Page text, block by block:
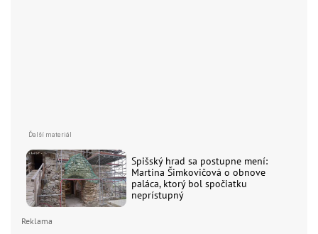
Spišský hrad sa postupne mení:
Martina Šimkovičová o obnove
paláca, ktorý bol spočiatku
neprístupný
Reklama